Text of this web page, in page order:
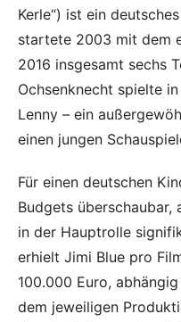
Kerle“) ist ein
startete 2003 mit dem
2016 insgesamt sechs
Ochsenknecht spielte
Lenny – ein
einen jungen
Für einen deutschen
Budgets
in der Hauptrolle
erhielt Jimi Blue pro
100.000 Euro,
dem jeweiligen